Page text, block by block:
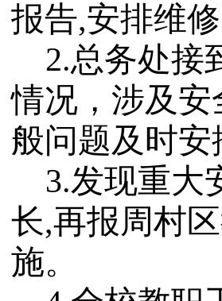
报告,安排维
2.总务处接
情况，涉及
般问题及时安
3.发现重大
长,再报周村
施。